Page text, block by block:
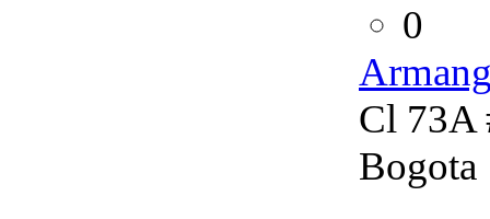
0
Cl 73A
Bogota